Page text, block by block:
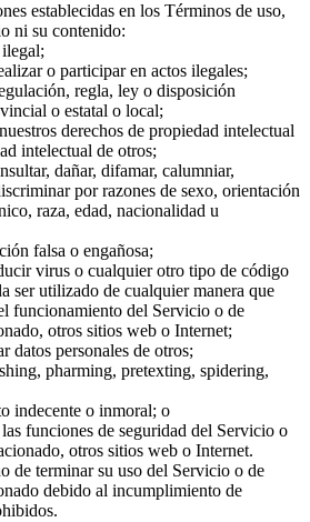
establecidas en los Términos de uso,
ni su contenido:
o participar en actos ilegales;
regla, ley o disposición
o estatal o local;
derechos de propiedad intelectual
intelectual de otros;
dañar, difamar, calumniar,
por razones de sexo, orientación
raza, edad, nacionalidad u
falsa o engañosa;
virus o cualquier otro tipo de código
ser utilizado de cualquier manera que
funcionamiento del Servicio o de
otros sitios web o Internet;
datos personales de otros;
pharming, pretexting, spidering,
indecente o inmoral; o
funciones de seguridad del Servicio o
otros sitios web o Internet.
de terminar su uso del Servicio o de
debido al incumplimiento de